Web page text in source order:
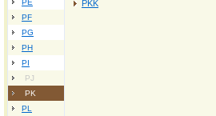
PE
PF
PG
PH
PI
PJ
PK
PL
PKK